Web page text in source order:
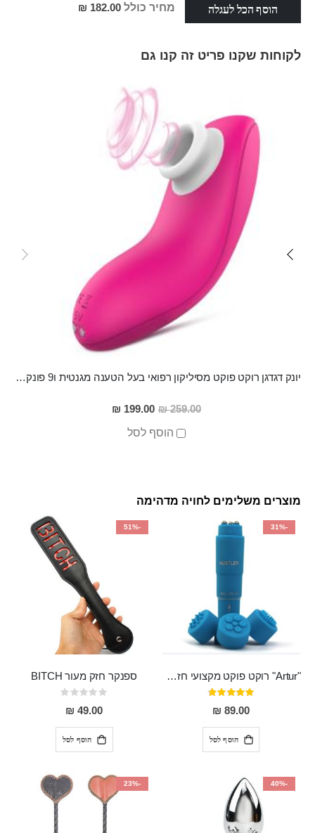
הוסף הכל לעגלה מחיר כולל 182.00 ₪
לקוחות שקנו פריט זה קנו גם
יונק דגדגן רוקט פוקט מסיליקון רפואי בעל הטענה מגנטית ו9 פונקציות שאיבה עוצמתיות Arrio
259.00 ₪
מחיר
מבצע
199.00 ₪
הוסף לסל
מוצרים משלימים לחויה מדהימה
-31%
"Artur" רוקט פוקט מקצועי חזק במיוחד
דירוג:
95%
89.00 ₪
הוסף לסל
-51%
ספנקר חזק מעור BITCH
Rating:
0%
49.00 ₪
הוסף לסל
-40%
-23%